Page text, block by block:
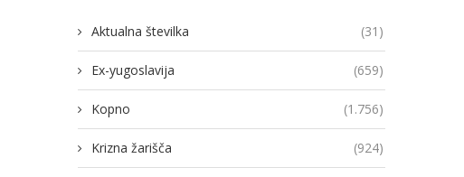
Smetanin odstopil
14/07/2026
novimi gripni E
13/07/2026
Aktualna številka (31)
Ex-yugoslavija (659)
Kopno (1.756)
Krizna žarišča (924)